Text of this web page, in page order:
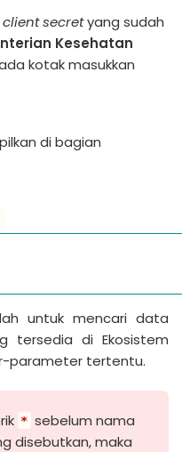
client secretyang sudah
Kesehatan
kotak masukkan
di bagian
untuk mencari data
tersedia di Ekosistem
parameter tertentu.
* sebelum nama
disebutkan, maka